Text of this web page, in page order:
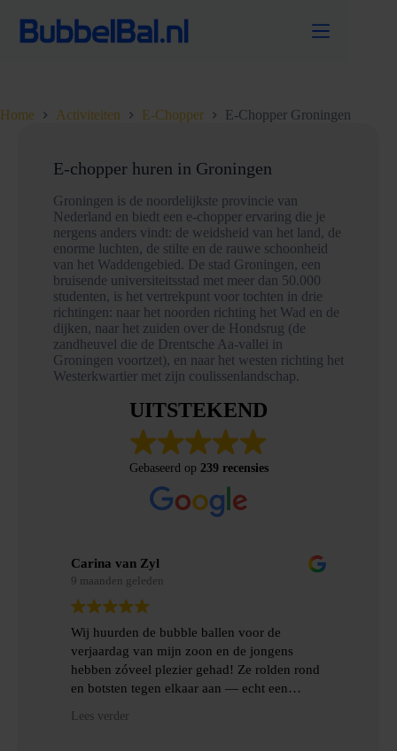
naar
Home Activiteiten E-Chopper E-Chopper Groningen
E-chopper huren in Groningen
Groningen is de noordelijkste provincie van
Nederland en biedt een e-chopper ervaring die je
nergens anders vindt: de weidsheid van het land, de
enorme luchten, de stilte en de rauwe schoonheid
van het Waddengebied. De stad Groningen, een
bruisende universiteitsstad met meer dan 50.000
studenten, is het vertrekpunt voor tochten in drie
richtingen: naar het noorden richting het Wad en de
dijken, naar het zuiden over de Hondsrug (de
zandheuvel die de Drentsche Aa-vallei in
Groningen voortzet), en naar het westen richting het
Westerkwartier met zijn coulissenlandschap.
UITSTEKEND
Gebaseerd op 239 recensies
Carina van Zyl
9 maanden geleden
Wij huurden de bubble ballen voor de
verjaardag van mijn zoon en de jongens
hebben zóveel plezier gehad! Ze rolden rond
en botsten tegen elkaar aan — echt een
Lees verder